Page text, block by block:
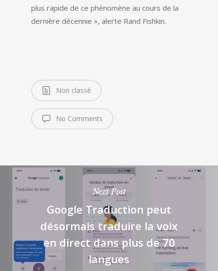
plus rapide de ce phénomène au cours de la
dernière décennie », alerte Rand Fishkin.
Non classé
No Comments
Next Post
Google Traduction peut
désormais traduire la voix
en direct dans plus de 70
langues